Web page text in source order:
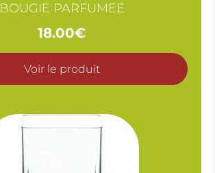
BOUGIE PARFUMEE
18.00€
Voir le produit